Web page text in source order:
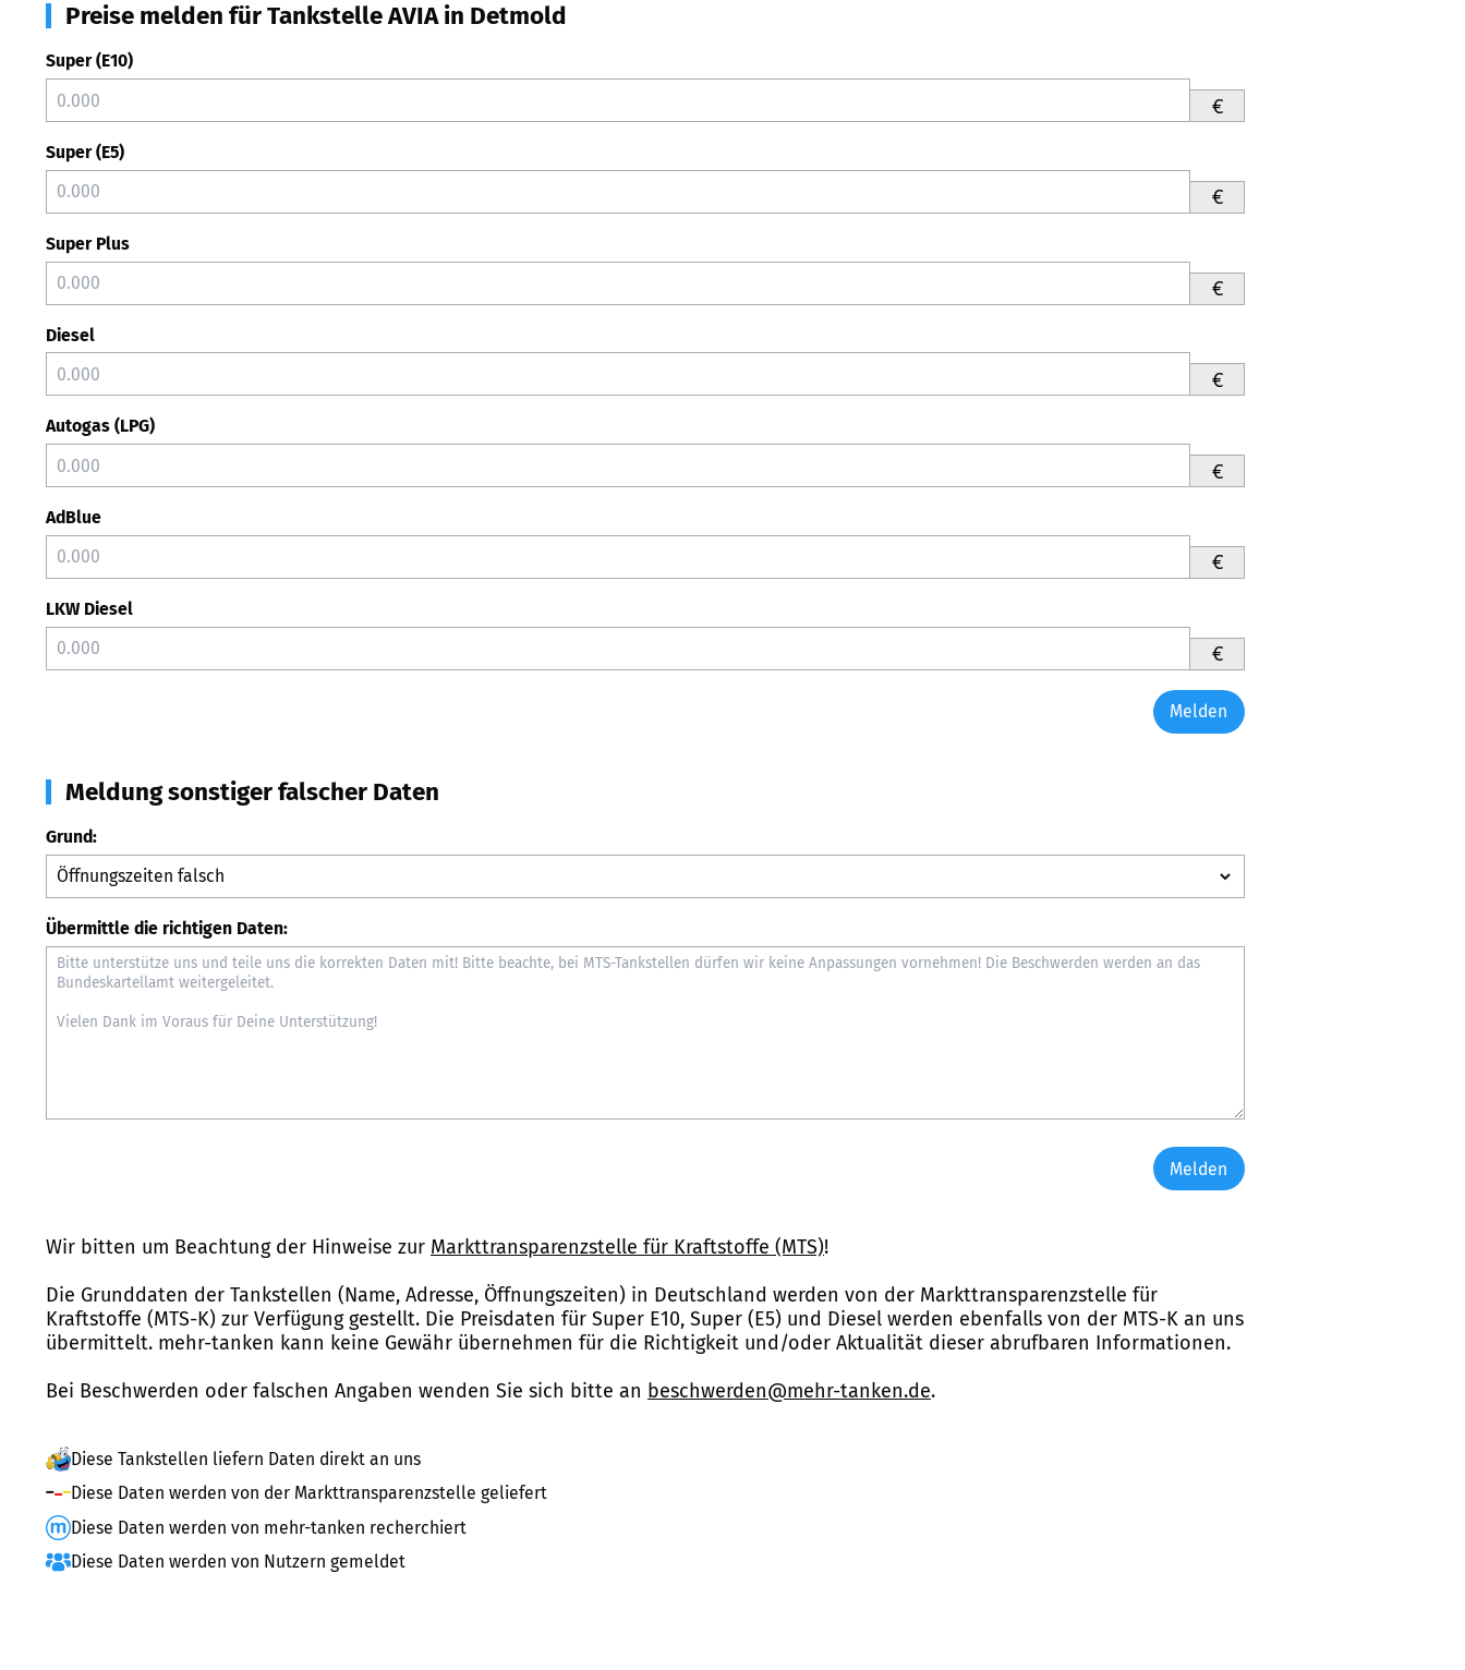
Preise melden für Tankstelle AVIA in Detmold
Super (E10)
€
Super (E5)
€
Super Plus
€
Diesel
€
Autogas (LPG)
€
AdBlue
€
LKW Diesel
€
Melden
Meldung sonstiger falscher Daten
Grund:
Übermittle die richtigen Daten:
Melden
Wir bitten um Beachtung der Hinweise zur Markttransparenzstelle für Kraftstoffe (MTS)!
Die Grunddaten der Tankstellen (Name, Adresse, Öffnungszeiten) in Deutschland werden von der Markttransparenzstelle für
Kraftstoffe (MTS-K) zur Verfügung gestellt. Die Preisdaten für Super E10, Super (E5) und Diesel werden ebenfalls von der MTS-K an uns
übermittelt. mehr-tanken kann keine Gewähr übernehmen für die Richtigkeit und/oder Aktualität dieser abrufbaren Informationen.
Bei Beschwerden oder falschen Angaben wenden Sie sich bitte an beschwerden@mehr-tanken.de.
Diese Tankstellen liefern Daten direkt an uns
Diese Daten werden von der Markttransparenzstelle geliefert
Diese Daten werden von mehr-tanken recherchiert
Diese Daten werden von Nutzern gemeldet